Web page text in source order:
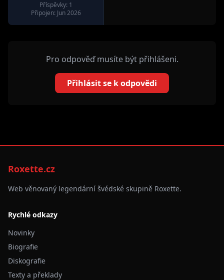
Příspěvky: 1
Připojen: Jun 2026
Pro odpověď musíte být přihlášeni.
Přihlásit se k odpovědi
Roxette.cz
Web věnovaný legendární švédské skupině Roxette.
Rychlé odkazy
Novinky
Biografie
Diskografie
Texty a překlady